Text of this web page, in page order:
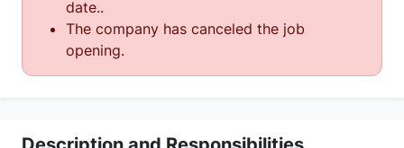
date..
The company has canceled the job
opening.